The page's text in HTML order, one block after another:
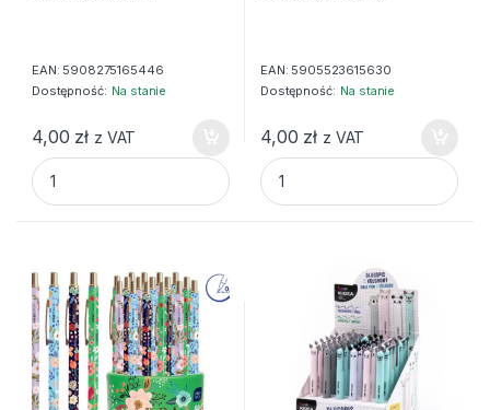
EAN: 5908275165446
Dostępność: Na stanie
4,00 zł z VAT
DLUGOPIS AUT 0.7 OFF JESS STARPAK CZARNY quantity
EAN: 5905523615630
Dostępność: Na stanie
4,00 zł z VAT
DLUGOPIS AUT GR